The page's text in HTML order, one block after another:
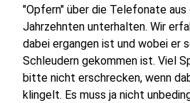
"Opfern" über die Telefonate
Jahrzehnten unterhalten. Wir
dabei ergangen ist und wobei er
Schleudern gekommen ist. Viel
bitte nicht erschrecken, wenn
klingelt. Es muss ja nicht